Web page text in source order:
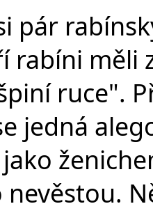
pár
rabíni měli
ruce".
jedná